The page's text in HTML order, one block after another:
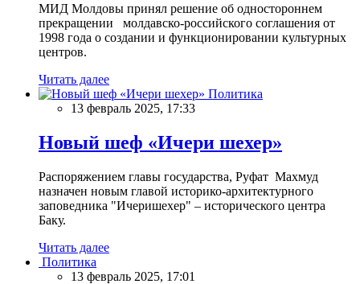
МИД Молдовы принял решение об одностороннем
прекращении молдавско-российского соглашения от
1998 года о создании и функционировании культурных
центров.
Читать далее
Политика
13 февраль 2025, 17:33
Новый шеф «Ичери шехер»
Распоряжением главы государства, Руфат Махмуд
назначен новым главой историко-архитектурного
заповедника "Ичеришехер" – исторического центра
Баку.
Читать далее
Политика
13 февраль 2025, 17:01